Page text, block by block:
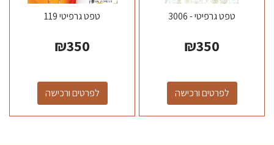
טפט גרפיטי - 3006
₪350
לפרטים ורכישה
טפט גרפיטי 119
₪350
לפרטים ורכישה